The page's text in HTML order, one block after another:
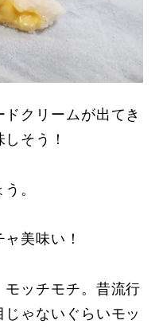
クリームが出てき
そう！
。
美味い！
モッチモチ。昔流行
ゃないぐらいモッ